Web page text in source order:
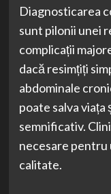
Diagnosticarea
sunt pilonii unei
complicații
dacă resimțiți
abdominale
poate salva
semnificativ.
necesare pentru
calitate.